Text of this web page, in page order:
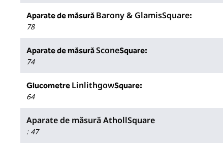
Aparate de măsură Barony & GlamisSquare:
78
Aparate de măsurăSconeSquare:
74
Glucometre LinlithgowSquare:
64
Aparate de măsură AthollSquare
: 47